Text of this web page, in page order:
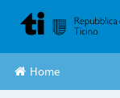
Home